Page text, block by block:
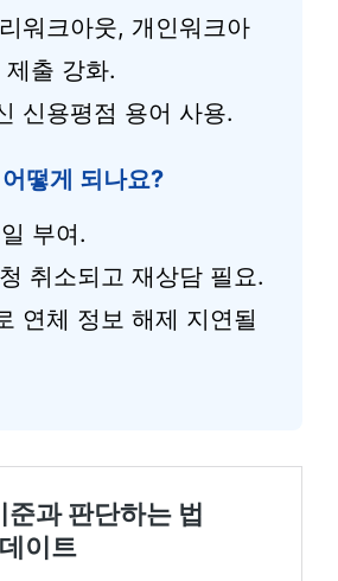
워크아웃, 개인워크아
출 강화.
신용평점 용어 사용.
떻게 되나요?
부여.
취소되고 재상담 필요.
연체 정보 해제 지연될